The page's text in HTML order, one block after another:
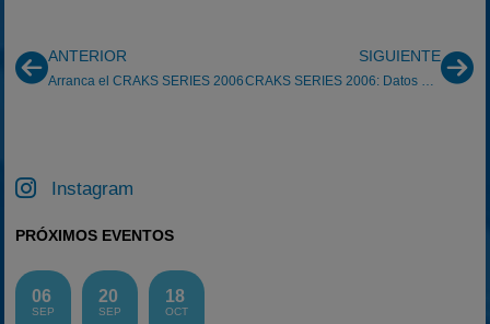
ANTERIOR
Arranca el CRAKS SERIES 2006
SIGUIENTE
Instagram
PRÓXIMOS EVENTOS
06
SEP
20
SEP
18
OCT